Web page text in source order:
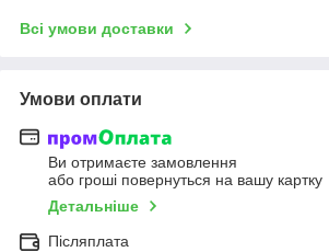
Всі умови доставки
Умови оплати
Ви отримаєте замовлення
або гроші повернуться на вашу картку
Детальніше
Післяплата